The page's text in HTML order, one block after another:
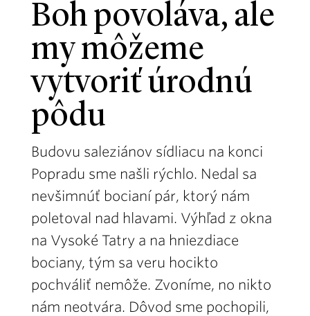
Boh povoláva, ale
my môžeme
vytvoriť úrodnú
pôdu
Budovu saleziánov sídliacu na konci
Popradu sme našli rýchlo. Nedal sa
nevšimnúť bocianí pár, ktorý nám
poletoval nad hlavami. Výhľad z okna
na Vysoké Tatry a na hniezdiace
bociany, tým sa veru hocikto
pochváliť nemôže. Zvoníme, no nikto
nám neotvára. Dôvod sme pochopili,